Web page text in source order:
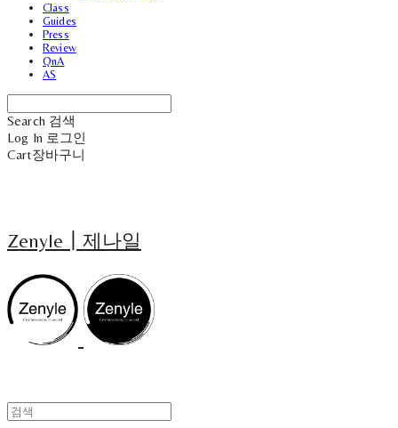
Class
Guides
Press
Review
QnA
AS
Search 검색
Log In 로그인
Cart장바구니
Zenyle┃제나일